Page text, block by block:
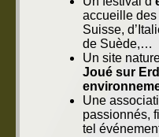
accueille des
Suisse,
de Suède,…
Un site
Joué sur
Une
passionnés,
tel